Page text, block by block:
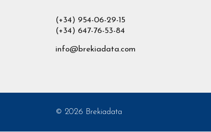
(+34) 954-06-29-15
(+34) 647-76-53-84
info@brekiadata.com
© 2026 Brekiadata